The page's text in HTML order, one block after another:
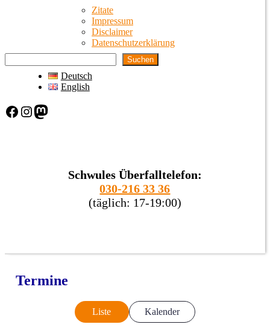
Zitate
Impressum
Disclaimer
Datenschutzerklärung
Suchen
Deutsch
English
Facebook Instagram Mastodon
Schwules Überfalltelefon:
030-216 33 36
(täglich: 17-19:00)
Termine
Liste Kalender